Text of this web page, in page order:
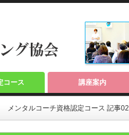
コース 講座案内
メンタルコーチ資格認定コース 記事02